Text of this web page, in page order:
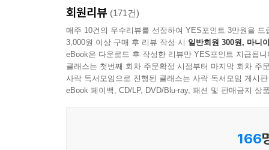
쪽)
우리의 민주화 역사는 세 단계를 거쳤다. 4?19에
정권이라는 북풍한설北風寒雪을 만났지만 죽지
은 성장기였다. 그 한가운데 광주민중항쟁이 있었
폭력을 이겨내지 않고는 민주주의 정치제도를
그런데 바로 우리의 민주주의가 과연 성숙해가
들여다본 한국현대사 55년의 기록이다. 왜 55년
보고 겪고 느낀 주요 사건들을 다뤘기 때문이다(
삼고 저자 자신의 직접적인 체험을 잔가지로 삼아
1959년부터 현재까지 끝없이 번민하는 당사자의
만드는 힘은 공감하는 능력에서 나오며 더 나은
회원리뷰 (171건)
매주 10건의 우수리뷰를 선정하여 YES포인트 3만원을 드
3,000원 이상 구매 후 리뷰 작성 시 일반회원 300원, 마니
eBook은 다운로드 후 작성한 리뷰만 YES포인트 지급됩니
클래스는 첫번째 회차 주문확정 시점부터 마지막 회차 주
사락 독서모임으로 진행된 클래스는 사락 독서모임 게시
eBook 페이백, CD/LP, DVD/Blu-ray, 패션 및 판매금지 상
166